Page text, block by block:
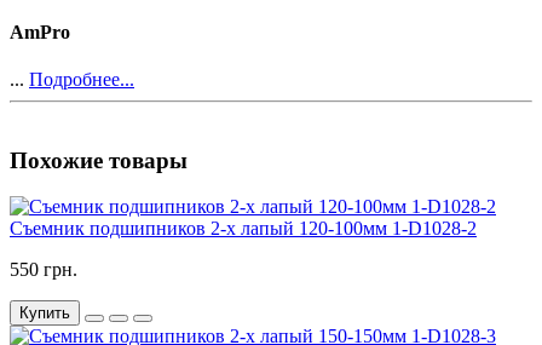
AmPro
... Подробнее...
Похожие товары
Съемник подшипников 2-х лапый 120-100мм 1-D1028-2
550 грн.
Купить